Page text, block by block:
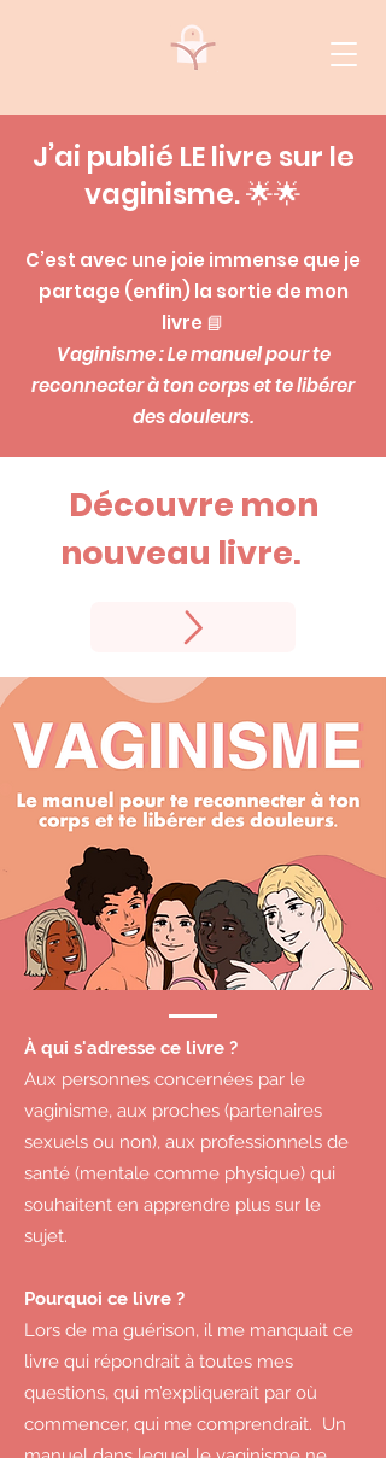
J’ai publié LE livre sur le
vaginisme.🌟🌟
C’est avec une joie immense que je
partage (enfin) la sortie de mon
livre 📘
Vaginisme : Le manuel pour te
reconnecter à ton corps et te libérer
des douleurs.
Découvre mon
nouveau livre.
À qui s'adresse ce livre ?
Aux personnes concernées par le
vaginisme, aux proches (partenaires
sexuels ou non), aux professionnels de
santé (mentale comme physique) qui
souhaitent en apprendre plus sur le
sujet.
Pourquoi ce livre ?
Lors de ma guérison, il me manquait ce
livre qui répondrait à toutes mes
questions, qui m’expliquerait par où
commencer, qui me comprendrait. Un